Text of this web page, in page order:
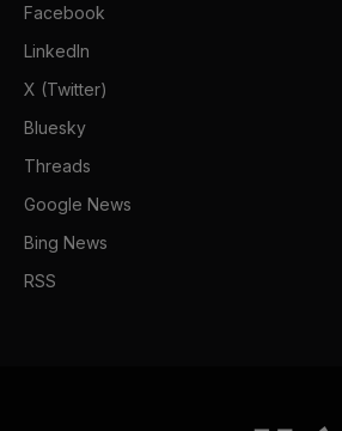
Facebook
LinkedIn
X (Twitter)
Bluesky
Threads
Google News
Bing News
RSS